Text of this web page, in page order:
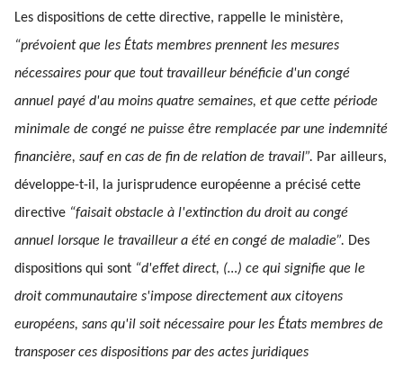
Les dispositions de cette directive, rappelle le ministère,
“prévoient que les États membres prennent les mesures
nécessaires pour que tout travailleur bénéficie d'un congé
annuel payé d'au moins quatre semaines, et que cette période
minimale de congé ne puisse être remplacée par une indemnité
financière, sauf en cas de fin de relation de travail”. Par ailleurs,
développe-t-il, la jurisprudence européenne a précisé cette
directive “faisait obstacle à l'extinction du droit au congé
annuel lorsque le travailleur a été en congé de maladie”. Des
dispositions qui sont “d'effet direct, (…) ce qui signifie que le
droit communautaire s'impose directement aux citoyens
européens, sans qu'il soit nécessaire pour les États membres de
transposer ces dispositions par des actes juridiques